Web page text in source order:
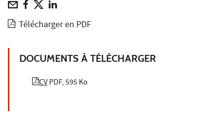
Télécharger en PDF
DOCUMENTS À TÉLÉCHARGER
CVPDF, 595 Ko